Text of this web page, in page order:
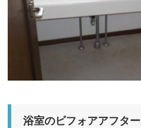
浴室のビフォアアフター